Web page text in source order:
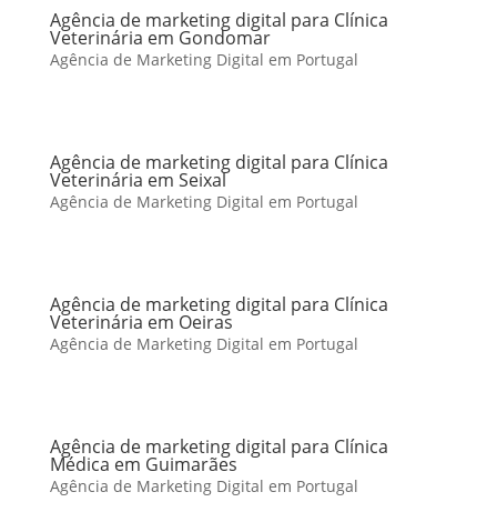
Agência de marketing digital para Clínica
Veterinária em Gondomar
Agência de Marketing Digital em Portugal
Agência de marketing digital para Clínica
Veterinária em Seixal
Agência de Marketing Digital em Portugal
Agência de marketing digital para Clínica
Veterinária em Oeiras
Agência de Marketing Digital em Portugal
Agência de marketing digital para Clínica
Médica em Guimarães
Agência de Marketing Digital em Portugal